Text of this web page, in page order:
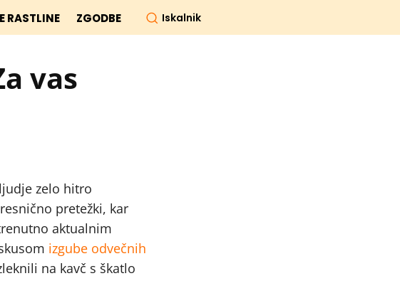
RASTLINE ZGODBE Iskalnik
vas
zelo hitro
pretežki, kar
aktualnim
izgube odvečnih
na kavč s škatlo